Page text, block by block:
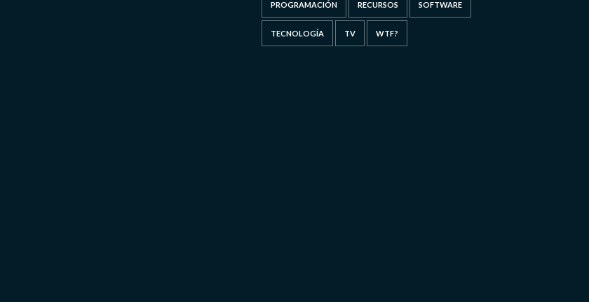
PROGRAMACIÓN RECURSOS SOFTWARE
TECNOLOGÍA TV WTF?